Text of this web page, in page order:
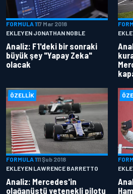
FORMULA 117 Mar 2018
EKLEYEN JONATHAN NOBLE
Analiz: F1'deki bir sonraki
büyük şey "Yapay Zeka"
olacak
ÖZELLIK
FORMULA 111 Şub 2018
EKLEYEN LAWRENCE BARRETTO
Analiz: Mercedes'in
olağanüstü yetenekli pilotu